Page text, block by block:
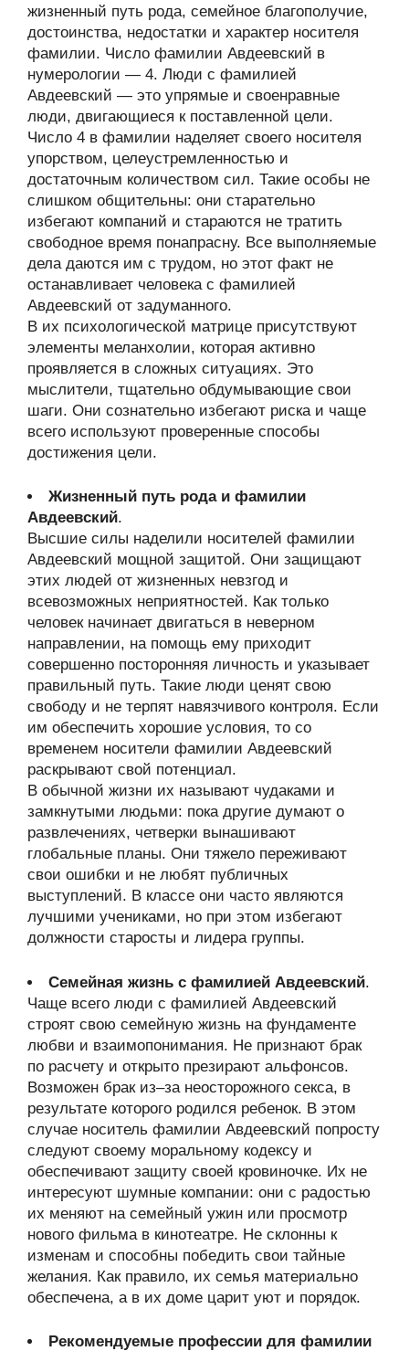
жизненный путь рода, семейное благополучие,
достоинства, недостатки и характер носителя
фамилии. Число фамилии Авдеевский в
нумерологии — 4. Люди с фамилией
Авдеевский — это упрямые и своенравные
люди, двигающиеся к поставленной цели.
Число 4 в фамилии наделяет своего носителя
упорством, целеустремленностью и
достаточным количеством сил. Такие особы не
слишком общительны: они старательно
избегают компаний и стараются не тратить
свободное время понапрасну. Все выполняемые
дела даются им с трудом, но этот факт не
останавливает человека с фамилией
Авдеевский от задуманного.
В их психологической матрице присутствуют
элементы меланхолии, которая активно
проявляется в сложных ситуациях. Это
мыслители, тщательно обдумывающие свои
шаги. Они сознательно избегают риска и чаще
всего используют проверенные способы
достижения цели.
Жизненный путь рода и фамилии
Авдеевский.
Высшие силы наделили носителей фамилии
Авдеевский мощной защитой. Они защищают
этих людей от жизненных невзгод и
всевозможных неприятностей. Как только
человек начинает двигаться в неверном
направлении, на помощь ему приходит
совершенно посторонняя личность и указывает
правильный путь. Такие люди ценят свою
свободу и не терпят навязчивого контроля. Если
им обеспечить хорошие условия, то со
временем носители фамилии Авдеевский
раскрывают свой потенциал.
В обычной жизни их называют чудаками и
замкнутыми людьми: пока другие думают о
развлечениях, четверки вынашивают
глобальные планы. Они тяжело переживают
свои ошибки и не любят публичных
выступлений. В классе они часто являются
лучшими учениками, но при этом избегают
должности старосты и лидера группы.
Семейная жизнь с фамилией Авдеевский.
Чаще всего люди с фамилией Авдеевский
строят свою семейную жизнь на фундаменте
любви и взаимопонимания. Не признают брак
по расчету и открыто презирают альфонсов.
Возможен брак из–за неосторожного секса, в
результате которого родился ребенок. В этом
случае носитель фамилии Авдеевский попросту
следуют своему моральному кодексу и
обеспечивают защиту своей кровиночке. Их не
интересуют шумные компании: они с радостью
их меняют на семейный ужин или просмотр
нового фильма в кинотеатре. Не склонны к
изменам и способны победить свои тайные
желания. Как правило, их семья материально
обеспечена, а в их доме царит уют и порядок.
Рекомендуемые профессии для фамилии